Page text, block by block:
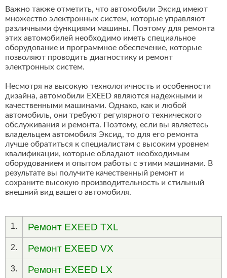
Важно также отметить, что автомобили Эксид имеют
множество электронных систем, которые управляют
различными функциями машины. Поэтому для ремонта
этих автомобилей необходимо иметь специальное
оборудование и программное обеспечение, которые
позволяют проводить диагностику и ремонт
электронных систем.
Несмотря на высокую технологичность и особенности
дизайна, автомобили EXEED являются надежными и
качественными машинами. Однако, как и любой
автомобиль, они требуют регулярного технического
обслуживания и ремонта. Поэтому, если вы являетесь
владельцем автомобиля Эксид, то для его ремонта
лучше обратиться к специалистам с высоким уровнем
квалификации, которые обладают необходимым
оборудованием и опытом работы с этими машинами. В
результате вы получите качественный ремонт и
сохраните высокую производительность и стильный
внешний вид вашего автомобиля.
1. Ремонт EXEED TXL
2. Ремонт EXEED VX
3. Ремонт EXEED LX